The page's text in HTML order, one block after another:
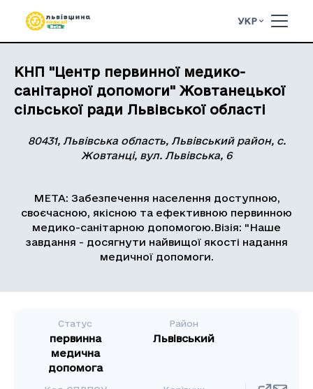
УКР
КНП "Центр первинної медико-
санітарної допомоги" Жовтанецької
сільської ради Львівської області
80431, Львівська область, Львівський район, с.
Жовтанці, вул. Львівська, 6
МЕТА: Забезпечення населення доступною,
своєчасною, якісною та ефективною первинною
медико-санітарною допомогою.Візія: "Наше
завдання - досягнути найвищої якості надання
медичної допомоги.
Статус
первинна
медична
допомога
Район
Львівський